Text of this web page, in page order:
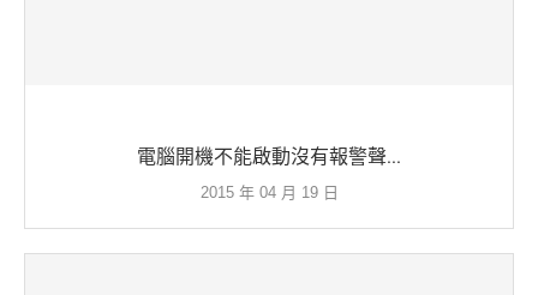
電腦開機不能啟動沒有報警聲...
2015 年 04 月 19 日